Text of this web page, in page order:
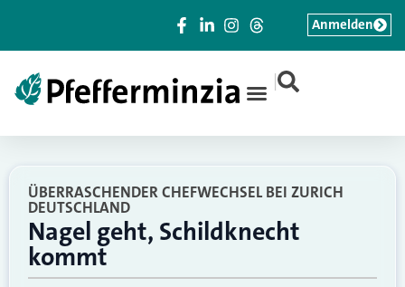
|
Anmelden
ÜBERRASCHENDER CHEFWECHSEL BEI ZURICH
DEUTSCHLAND
Nagel geht, Schildknecht
kommt